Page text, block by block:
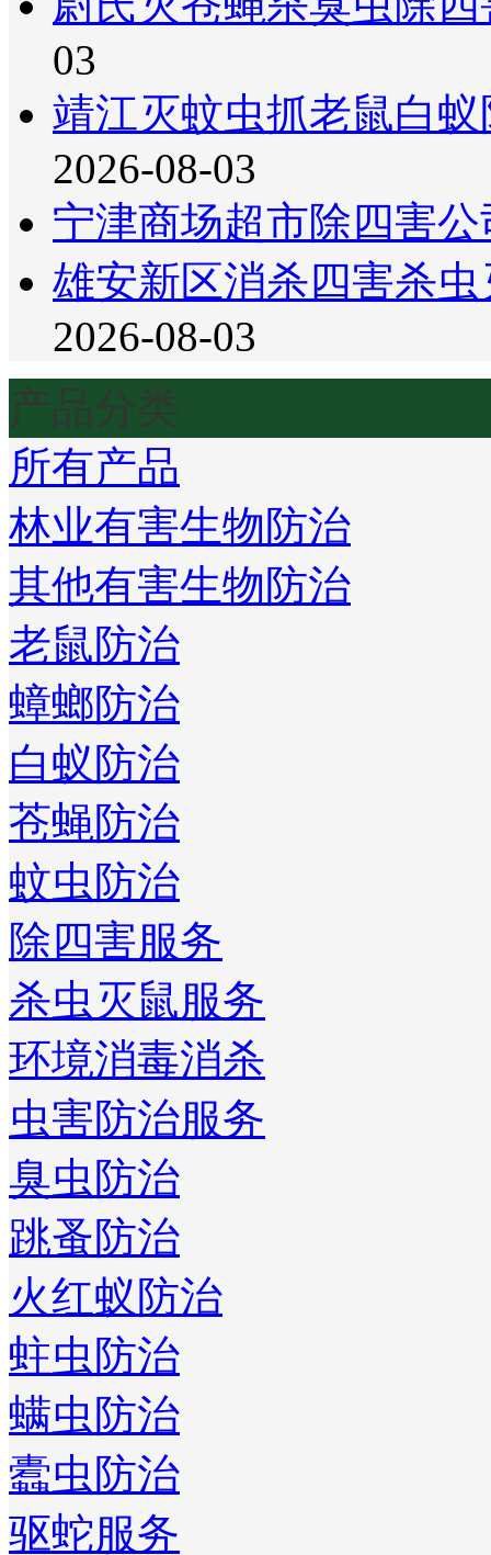
03
靖江灭蚊虫抓老鼠白
2026-08-03
宁津商场超市除四害
雄安新区消杀四害杀
2026-08-03
产品分类
所有产品
林业有害生物防治
其他有害生物防治
老鼠防治
蟑螂防治
白蚁防治
苍蝇防治
蚊虫防治
除四害服务
杀虫灭鼠服务
环境消毒消杀
虫害防治服务
臭虫防治
跳蚤防治
火红蚁防治
蛀虫防治
螨虫防治
蠹虫防治
驱蛇服务